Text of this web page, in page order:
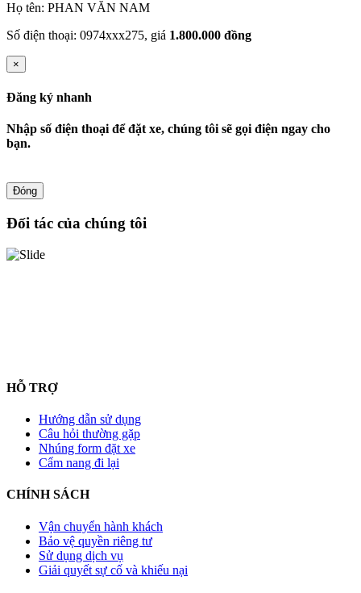
Họ tên: PHAN VĂN NAM
Số điện thoại: 0974xxx275, giá 1.800.000 đồng
×
Đăng ký nhanh
Nhập số điện thoại để đặt xe, chúng tôi sẽ gọi điện ngay cho
bạn.
Đóng
Đối tác của chúng tôi
HỖ TRỢ
Hướng dẫn sử dụng
Câu hỏi thường gặp
Nhúng form đặt xe
Cẩm nang đi lại
CHÍNH SÁCH
Vận chuyển hành khách
Bảo vệ quyền riêng tư
Sử dụng dịch vụ
Giải quyết sự cố và khiếu nại